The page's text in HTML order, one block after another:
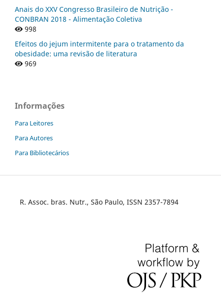
Anais do XXV Congresso Brasileiro de Nutrição -
CONBRAN 2018 - Alimentação Coletiva
998
Efeitos do jejum intermitente para o tratamento da
obesidade: uma revisão de literatura
969
Informações
Para Leitores
Para Autores
Para Bibliotecários
R. Assoc. bras. Nutr., São Paulo, ISSN 2357-7894